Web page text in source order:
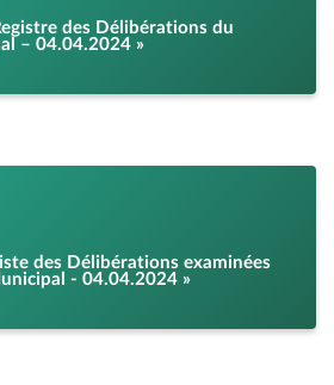
des Délibérations du
– 04.04.2024 »
des Délibérations examinées
- 04.04.2024 »